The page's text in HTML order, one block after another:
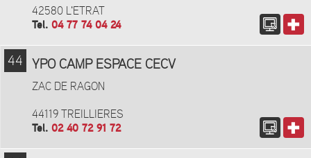
42580 L'ETRAT
Tel. 04 77 74 04 24
44 YPO CAMP ESPACE CECV
ZAC DE RAGON
44119 TREILLIERES
Tel. 02 40 72 91 72